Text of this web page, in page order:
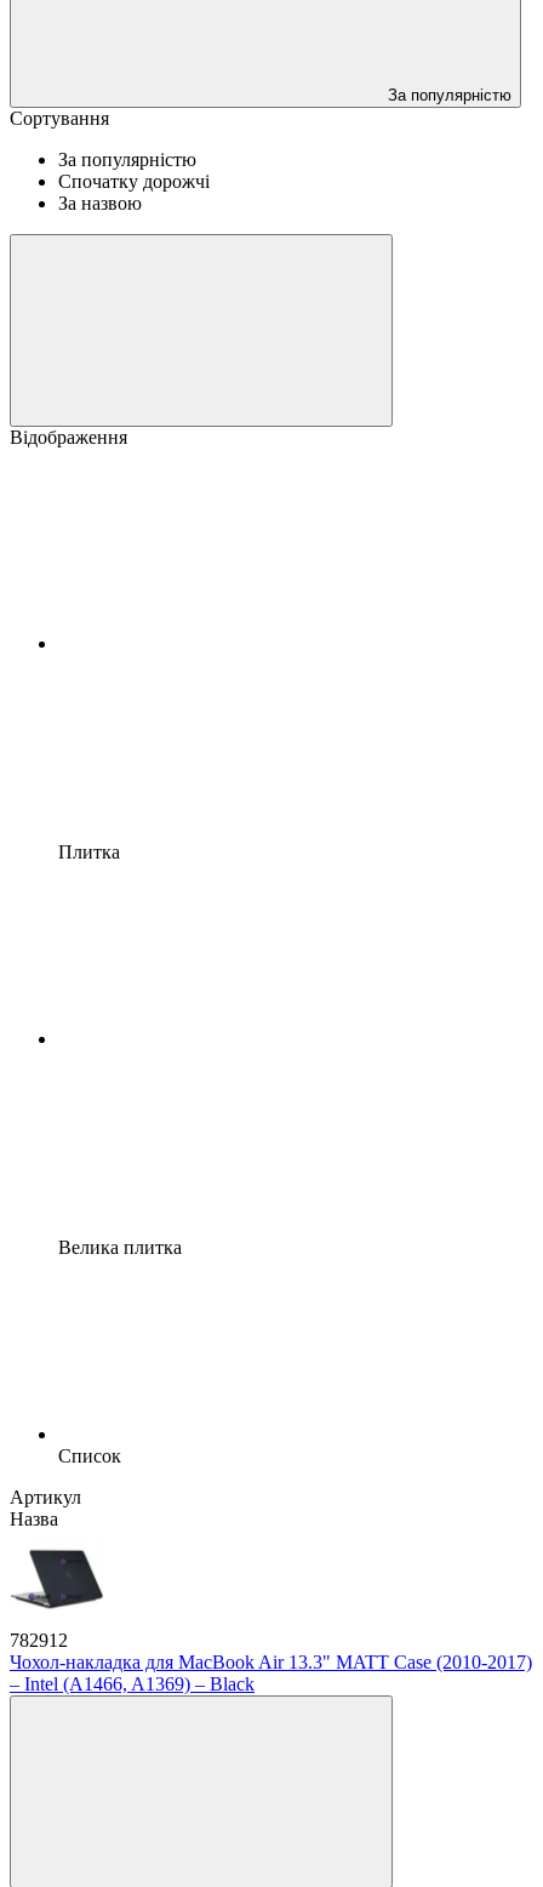
За популярністю
Сортування
За популярністю
Спочатку дорожчі
За назвою
Відображення
Плитка
Велика плитка
Список
Артикул
Назва
782912
Чохол-накладка для MacBook Air 13.3" MATT Case (2010-2017)
– Intel (A1466, A1369) – Black